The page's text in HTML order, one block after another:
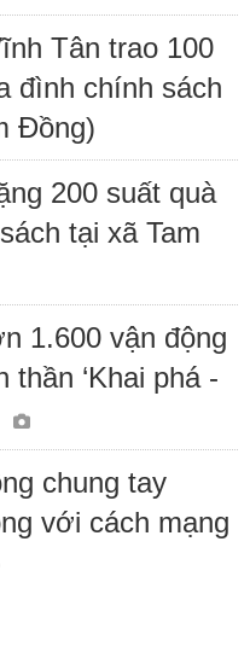
Tân trao 100
đình chính sách
Đồng)
200 suất quà
tại xã Tam
1.600 vận động
thần ‘Khai phá -
chung tay
với cách mạng